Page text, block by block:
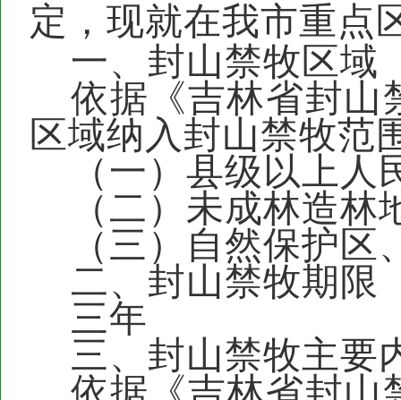
定，现就在我市重点
一、封山禁牧区域
依据《吉林省封山
区域纳入封山禁牧范
（一）县级以上人
（二） 未成林造林
（三）
自然保护区
二、 封山禁牧期限
三年
三、 封山禁牧主要